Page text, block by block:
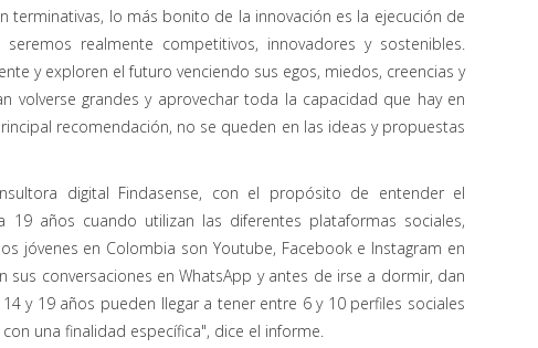
terminativas, lo más bonito de la innovación es la ejecución de
realmente competitivos, innovadores y sostenibles.
y exploren el futuro venciendo sus egos, miedos, creencias y
volverse grandes y aprovechar toda la capacidad que hay en
recomendación, no se queden en las ideas y propuestas
digital Findasense, con el propósito de entender el
años cuando utilizan las diferentes plataformas sociales,
jóvenes en Colombia son Youtube, Facebook e Instagram en
conversaciones en WhatsApp y antes de irse a dormir, dan
y 19 años pueden llegar a tener entre 6 y 10 perfiles sociales
una finalidad específica", dice el informe.